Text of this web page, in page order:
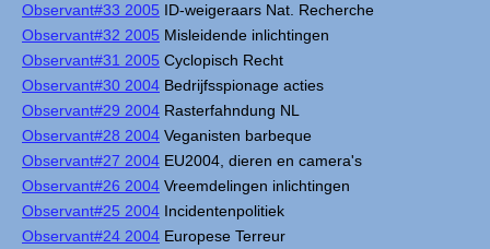
Observant#33 2005 ID-weigeraars Nat. Recherche
Observant#32 2005 Misleidende inlichtingen
Observant#31 2005 Cyclopisch Recht
Observant#30 2004 Bedrijfsspionage acties
Observant#29 2004 Rasterfahndung NL
Observant#28 2004 Veganisten barbeque
Observant#27 2004 EU2004, dieren en camera's
Observant#26 2004 Vreemdelingen inlichtingen
Observant#25 2004 Incidentenpolitiek
Observant#24 2004 Europese Terreur